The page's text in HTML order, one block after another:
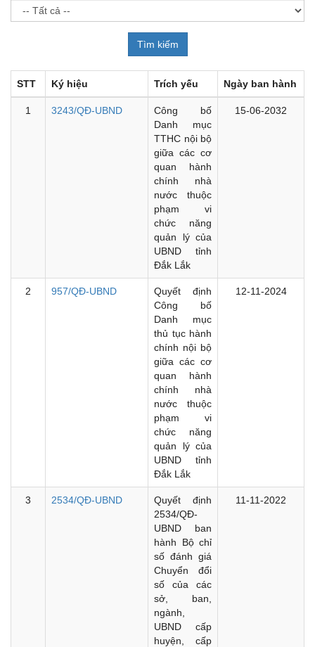
STT Ký hiệu Trích yếu Ngày ban hành
1 3243/QĐ-UBND
Công bố
Danh mục
TTHC nội bộ
giữa các cơ
quan hành
chính nhà
nước thuộc
phạm vi
chức năng
quản lý của
UBND tỉnh
Đắk Lắk
15-06-2032
2 957/QĐ-UBND
Quyết định
Công bố
Danh mục
thủ tục hành
chính nội bộ
giữa các cơ
quan hành
chính nhà
nước thuộc
phạm vi
chức năng
quản lý của
UBND tỉnh
Đắk Lắk
12-11-2024
3 2534/QĐ-UBND
Quyết định
2534/QĐ-
UBND ban
hành Bộ chỉ
số đánh giá
Chuyển đổi
số của các
sở, ban,
ngành,
UBND cấp
huyện, cấp
11-11-2022